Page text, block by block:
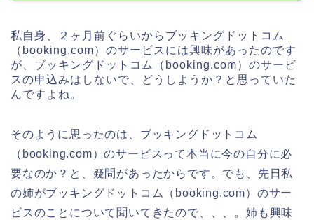
私自身、２ヶ月前ぐらいからブッキングドットコム
（booking.com）のサービスには興味があったのです
が、ブッキングドットコム（booking.com）のサービ
スの申込みはしないで、どうしようか？と思っていた
んですよね。
そのように思ったのは、ブッキングドットコム
（booking.com）のサービスって本当に今の自分に必
要なのか？と、疑問があったからです。でも、先日私
の姉がブッキングドットコム（booking.com）のサー
ビスのことについて聞いてきたので、、、。姉も興味